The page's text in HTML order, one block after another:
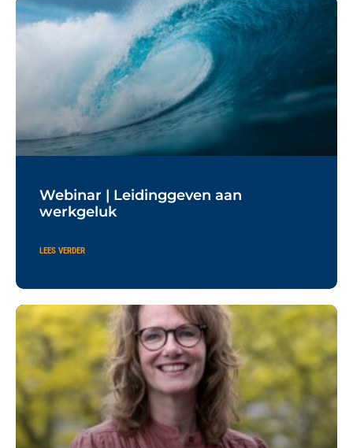
Webinar | Leidinggeven aan
werkgeluk
LEES VERDER